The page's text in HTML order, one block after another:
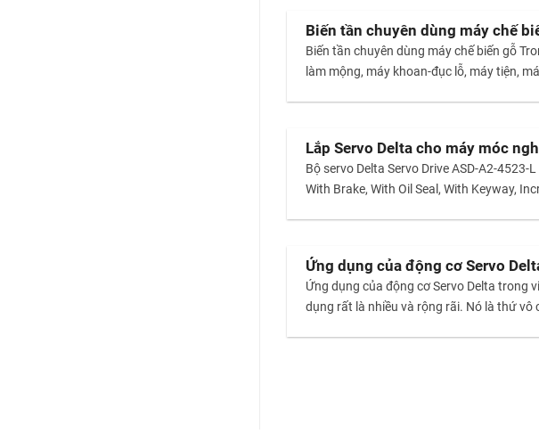
Biến tần chuyên dùng máy chế
Biến tần chuyên dùng máy chế biến gỗ
làm mộng, máy khoan-đục lỗ,
Lắp Servo Delta cho máy móc
Bộ servo Delta Servo Drive ASD-A2-
With Brake, With Oil Seal, With Keyway,
Ứng dụng của động cơ Servo
Ứng dụng của động cơ Servo Delta trong
dụng rất là nhiều và rộng rãi. Nó là thứ